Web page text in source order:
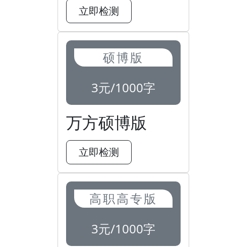
立即检测
硕博版
3元/1000字
万方硕博版
立即检测
高职高专版
3元/1000字